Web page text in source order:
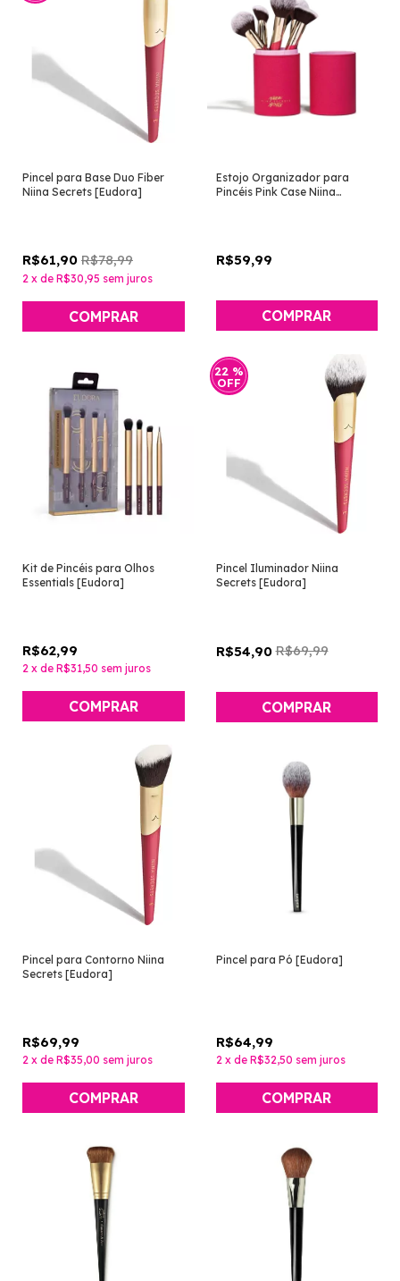
Pincel para Base Duo Fiber
Niina Secrets [Eudora]
R$61,90 R$78,99
2 x de R$30,95 sem juros
Estojo Organizador para
Pincéis Pink Case Niina
R$59,99
Kit de Pincéis para Olhos
Essentials [Eudora]
R$62,99
2 x de R$31,50 sem juros
22 %
OFF
Pincel Iluminador Niina
Secrets [Eudora]
R$54,90 R$69,99
Pincel para Contorno Niina
Secrets [Eudora]
R$69,99
2 x de R$35,00 sem juros
Pincel para Pó [Eudora]
R$64,99
2 x de R$32,50 sem juros